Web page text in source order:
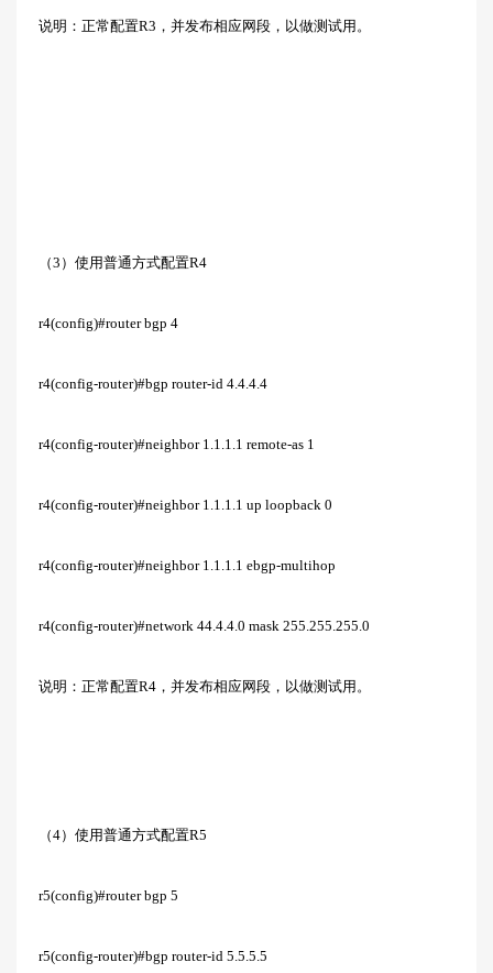
说明：正常配置R3，并发布相应网段，以做测试用。
（3）使用普通方式配置R4
r4(config)#router bgp 4
r4(config-router)#bgp router-id 4.4.4.4
r4(config-router)#neighbor 1.1.1.1 remote-as 1
r4(config-router)#neighbor 1.1.1.1 up loopback 0
r4(config-router)#neighbor 1.1.1.1 ebgp-multihop
r4(config-router)#network 44.4.4.0 mask 255.255.255.0
说明：正常配置R4，并发布相应网段，以做测试用。
（4）使用普通方式配置R5
r5(config)#router bgp 5
r5(config-router)#bgp router-id 5.5.5.5